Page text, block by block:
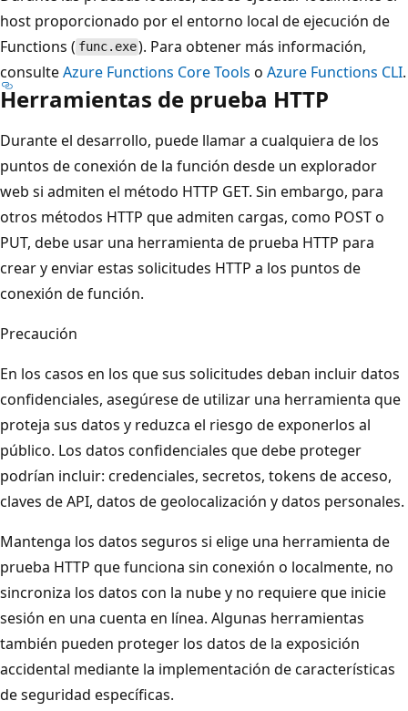
host proporcionado por el entorno local de ejecución de
Functions ( func.exe). Para obtener más información,
consulteAzure Functions Core Tools o Azure Functions CLI.
Herramientas de prueba HTTP
Durante el desarrollo, puede llamar a cualquiera de los
puntos de conexión de la función desde un explorador
web si admiten el método HTTP GET. Sin embargo, para
otros métodos HTTP que admiten cargas, como POST o
PUT, debe usar una herramienta de prueba HTTP para
crear y enviar estas solicitudes HTTP a los puntos de
conexión de función.
Precaución
En los casos en los que sus solicitudes deban incluir datos
confidenciales, asegúrese de utilizar una herramienta que
proteja sus datos y reduzca el riesgo de exponerlos al
público. Los datos confidenciales que debe proteger
podrían incluir: credenciales, secretos, tokens de acceso,
claves de API, datos de geolocalización y datos personales.
Mantenga los datos seguros si elige una herramienta de
prueba HTTP que funciona sin conexión o localmente, no
sincroniza los datos con la nube y no requiere que inicie
sesión en una cuenta en línea. Algunas herramientas
también pueden proteger los datos de la exposición
accidental mediante la implementación de características
de seguridad específicas.